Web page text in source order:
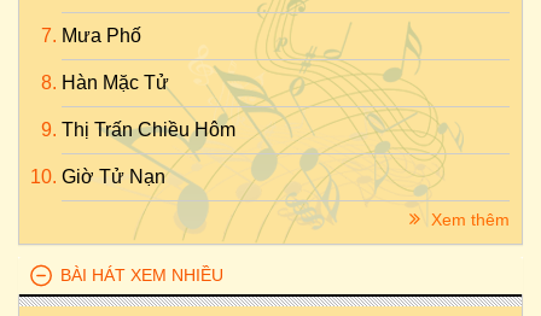
Mưa Phố
Hàn Mặc Tử
Thị Trấn Chiều Hôm
Giờ Tử Nạn
Xem thêm
BÀI HÁT XEM NHIỀU